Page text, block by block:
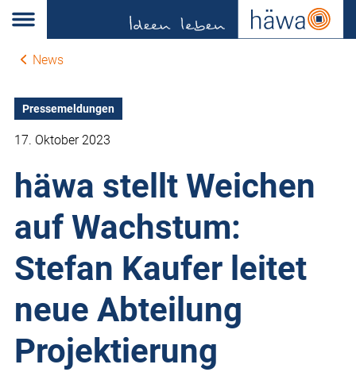
News
Pressemeldungen
17. Oktober 2023
häwa stellt Weichen
auf Wachstum:
Stefan Kaufer leitet
neue Abteilung
Projektierung